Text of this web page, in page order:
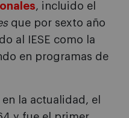
, incluido el
que por sexto año
al IESE como la
en programas de
la actualidad, el